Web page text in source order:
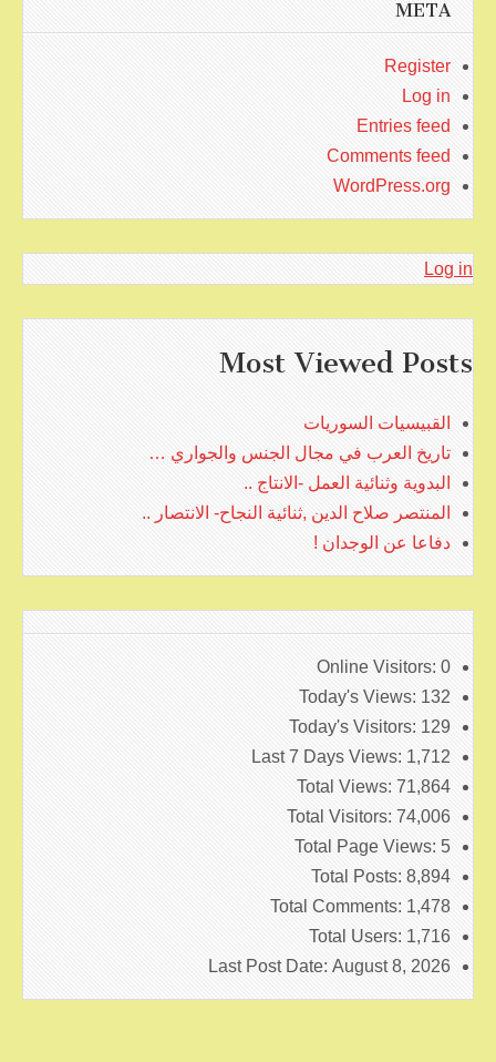
META
Register
Log in
Entries feed
Comments feed
WordPress.org
Log in
Most Viewed Posts
القبيسيات السوريات
تاريخ العرب في مجال الجنس والجواري …
البدوية وثنائية العمل -الانتاج ..
المنتصر صلاح الدين ,ثنائية النجاح- الانتصار ..
دفاعا عن الوجدان !
Online Visitors: 0
Today's Views: 132
Today's Visitors: 129
Last 7 Days Views: 1,712
Total Views: 71,864
Total Visitors: 74,006
Total Page Views: 5
Total Posts: 8,894
Total Comments: 1,478
Total Users: 1,716
Last Post Date: August 8, 2026